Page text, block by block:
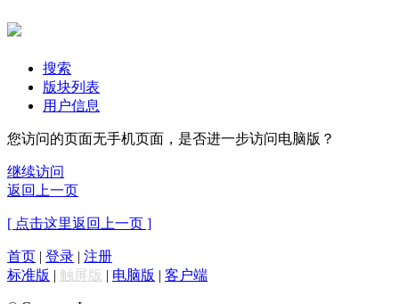
搜索
版块列表
用户信息
您访问的页面无手机页面，是否进一步访问电脑版？
继续访问
返回上一页
[ 点击这里返回上一页 ]
首页 | 登录 | 注册
标准版 | 触屏版 | 电脑版 | 客户端